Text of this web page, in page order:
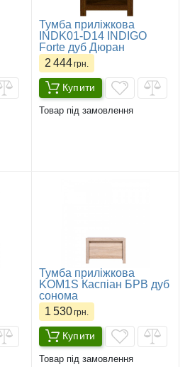
Тумба приліжкова
INDK01-D14 INDIGO
Forte дуб Дюран
2 444грн.
Купити
Товар під замовлення
Тумба приліжкова
KOM1S Каспіан БРВ дуб
сонома
1 530грн.
Купити
Товар під замовлення